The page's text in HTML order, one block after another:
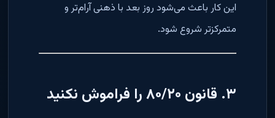
این کار باعث می‌شود روز بعد با ذهنی آرام‌تر و
متمرکزتر شروع شود.
۳. قانون ۸۰/۲۰ را فراموش نکنید